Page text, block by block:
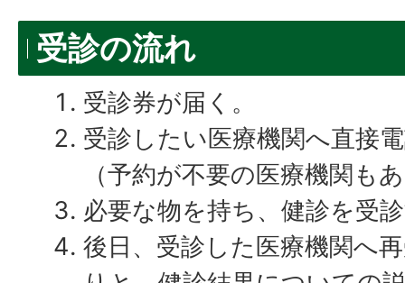
受診の流れ
受診券が届く。
受診したい医療機関へ直接
（予約が不要の医療機関も
必要な物を持ち、健診を受
後日、受診した医療機関へ